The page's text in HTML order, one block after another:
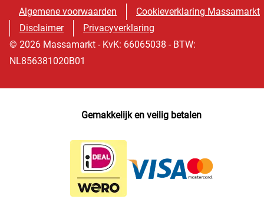
Algemene voorwaarden
Cookieverklaring Massamarkt
Disclaimer
Privacyverklaring
© 2026 Massamarkt - KvK: 66065038 - BTW:
NL856381020B01
Gemakkelijk en veilig betalen